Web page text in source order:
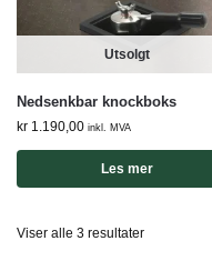
Utsolgt
Nedsenkbar knockboks
kr 1.190,00 inkl. MVA
Les mer
Viser alle 3 resultater